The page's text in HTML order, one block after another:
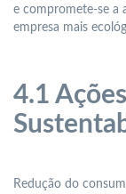
e compromete-se a
empresa mais
4.1
Redução do